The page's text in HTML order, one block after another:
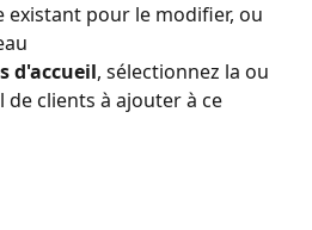
existant pour le modifier, ou
d'accueil, sélectionnez la ou
de clients à ajouter à ce